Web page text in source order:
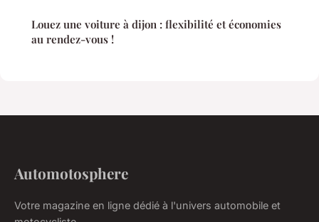
Louez une voiture à dijon : flexibilité et économies
au rendez-vous !
Automotosphere
Votre magazine en ligne dédié à l'univers automobile et